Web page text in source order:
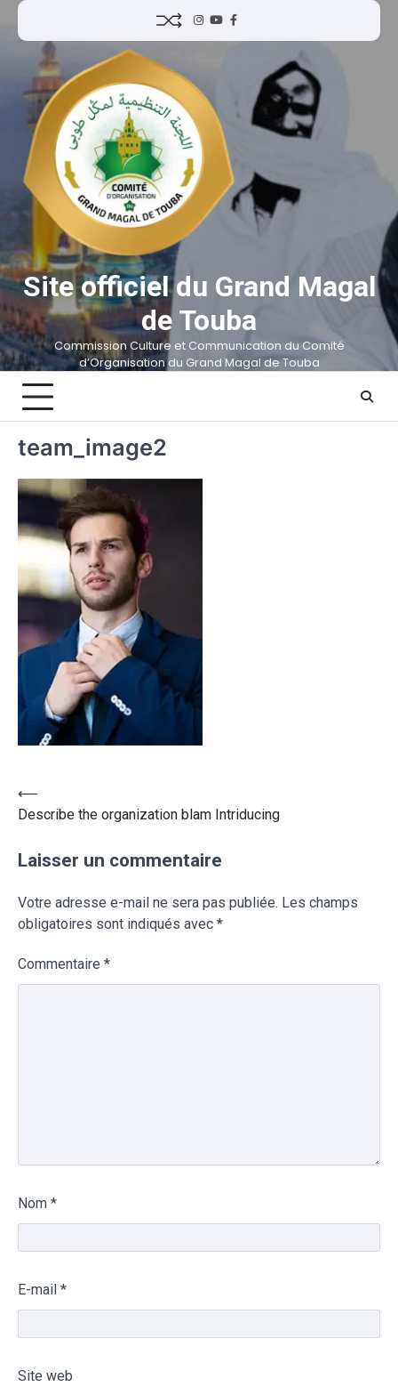
Site officiel du Grand Magal
de Touba
Commission Culture et Communication du Comité
d’Organisation du Grand Magal de Touba
team_image2
⟵
Describe the organization blam Intriducing
Laisser un commentaire
Votre adresse e-mail ne sera pas publiée. Les champs
obligatoires sont indiqués avec *
Commentaire *
Nom *
E-mail *
Site web